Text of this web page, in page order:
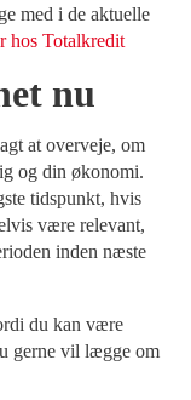
med i de aktuelle
hos Totalkredit
nu
at overveje, om
og din økonomi.
tidspunkt, hvis
være relevant,
inden næste
du kan være
gerne vil lægge om